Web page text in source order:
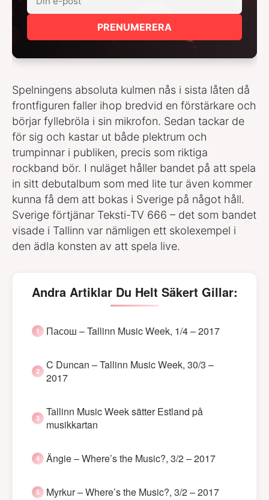
PRENUMERERA
Spelningens absoluta kulmen nås i sista låten då
frontfiguren faller ihop bredvid en förstärkare och
börjar fyllebröla i sin mikrofon. Sedan tackar de
för sig och kastar ut både plektrum och
trumpinnar i publiken, precis som riktiga
rockband bör. I nuläget håller bandet på att spela
in sitt debutalbum som med lite tur även kommer
kunna få dem att bokas i Sverige på något håll.
Sverige förtjänar Teksti-TV 666 – det som bandet
visade i Tallinn var nämligen ett skolexempel i
den ädla konsten av att spela live.
Andra Artiklar Du Helt Säkert Gillar:
Пасош – Tallinn Music Week, 1/4 – 2017
C Duncan – Tallinn Music Week, 30/3 –
2017
Tallinn Music Week sätter Estland på
musikkartan
Ängie – Where’s the Music?, 3/2 – 2017
Myrkur – Where’s the Music?, 3/2 – 2017